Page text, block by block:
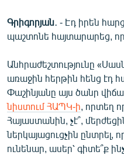
Գրիգորյան ․ - Էդ իրեն
պաշտոնե հայտարարեց,
Անհրաժեշտությունը
առաջին հերթին հենց էդ
Փաշինյանը այս ծանր
նիստում ՀԱՊԿ-ի , որտեղ
Հայաստանին, չէ՞,
ներկայացուցչին ընտրել,
ունենար, ասեր՝ գիտե՞ք